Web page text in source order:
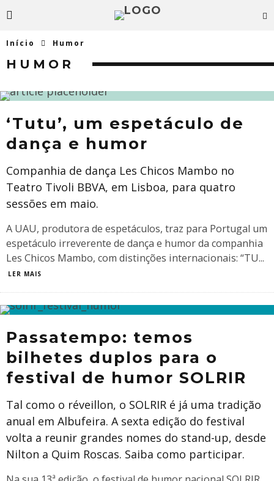
Início Humor
HUMOR
‘Tutu’, um espetáculo de
dança e humor
Companhia de dança Les Chicos Mambo no
Teatro Tivoli BBVA, em Lisboa, para quatro
sessões em maio.
A UAU, produtora de espetáculos, traz para Portugal um
espetáculo irreverente de dança e humor da companhia
Les Chicos Mambo, com distinções internacionais: “TU...
LER MAIS
Passatempo: temos
bilhetes duplos para o
festival de humor SOLRIR
Tal como o réveillon, o SOLRIR é já uma tradição
anual em Albufeira. A sexta edição do festival
volta a reunir grandes nomes do stand-up, desde
Nilton a Quim Roscas. Saiba como participar.